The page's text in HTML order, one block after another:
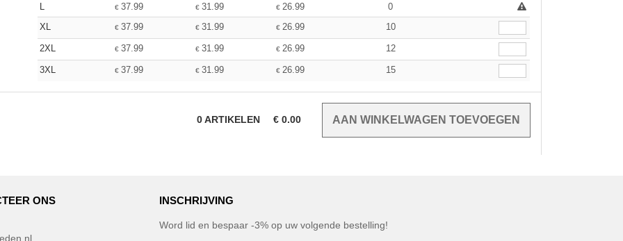
€37.99 € 31.99 € 26.99
0
XL
€37.99 € 31.99 € 26.99 10
2XL €37.99 € 31.99 € 26.99 12
3XL €37.99 € 31.99 € 26.99 15
0ARTIKELEN € 0.00
ONS INSCHRIJVING
Word lid en bespaar -3% op uw volgende bestelling!